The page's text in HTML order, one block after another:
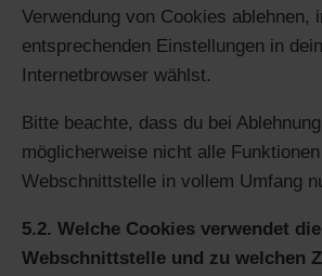
Verwendung von Cookies ablehnen,
entsprechenden Einstellungen in
Internetbrowser wählst.
Bitte beachte, dass du bei
möglicherweise nicht alle
Webschnittstelle in vollem Umfang
5.2. Welche Cookies verwendet die
Webschnittstelle und zu welchen